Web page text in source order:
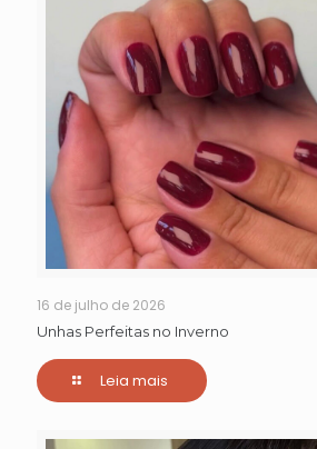
16 de julho de 2026
Unhas Perfeitas no Inverno
Leia mais